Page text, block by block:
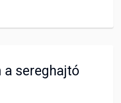
a sereghajtó